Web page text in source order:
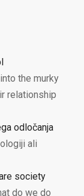
the murky
relationship
odločanja
ali
society
do we do